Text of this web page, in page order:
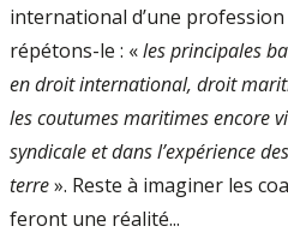
international d’une profession
répétons-le : «les principales
en droit international, droit
les coutumes maritimes encore
syndicale et dans l’expérience
terre». Reste à imaginer les
feront une réalité...